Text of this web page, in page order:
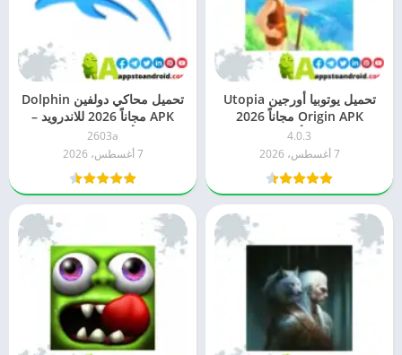
تحميل يوتوبيا أورجين Utopia
Origin APK مجاناً 2026
للاندرويد – أحدث إصدار
4.0.3
7 أغسطس، 2026
تحميل محاكي دولفين Dolphin
APK مجاناً 2026 للاندرويد –
أحدث إصدار
2603a
7 أغسطس، 2026